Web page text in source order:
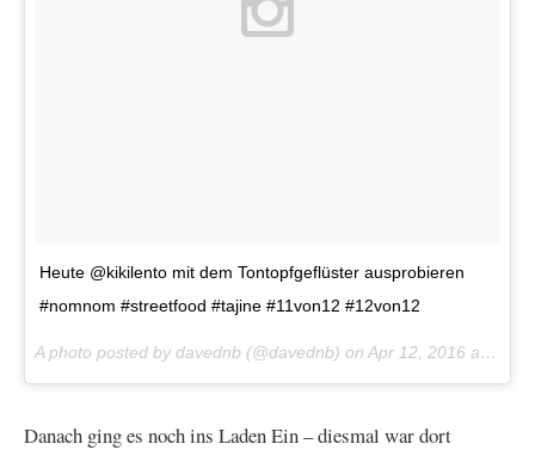
Heute @kikilento mit dem Tontopfgeflüster ausprobieren
#nomnom #streetfood #tajine #11von12 #12von12
A photo posted by davednb (@davednb) on Apr 12, 2016 at 10:25am PDT
Danach ging es noch ins Laden Ein – diesmal war dort